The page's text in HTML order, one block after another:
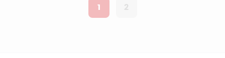
1